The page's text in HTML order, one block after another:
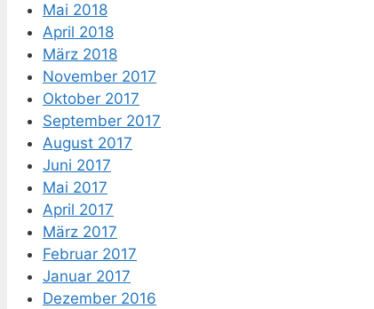
Mai 2018
April 2018
März 2018
November 2017
Oktober 2017
September 2017
August 2017
Juni 2017
Mai 2017
April 2017
März 2017
Februar 2017
Januar 2017
Dezember 2016